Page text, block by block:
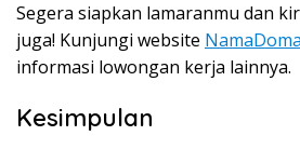
Segera siapkan lamaranmu dan
juga! Kunjungi website
informasi lowongan kerja lainnya.
Kesimpulan